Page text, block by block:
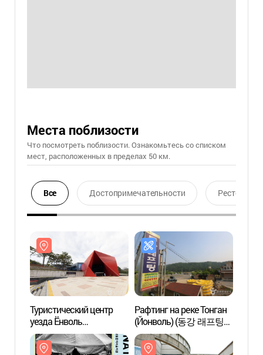
Места поблизости
Что посмотреть поблизости. Ознакомьтесь со списком
мест, расположенных в пределах 50 км.
Все Достопримечательности Ресторан
Туристический центр
уезда Ёнволь
(영월관광센터)
Рафтинг на реке Тонган
(Йонволь) (동강 래프팅
(영월))